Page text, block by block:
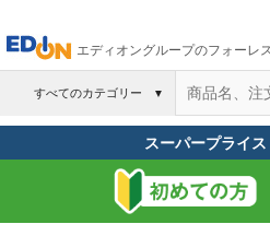
エディオングループのフォーレ
すべてのカテゴリー ▼
スーパープライス